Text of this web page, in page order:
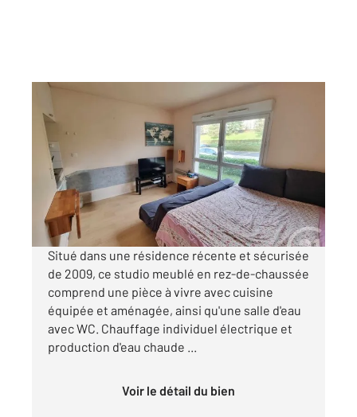
18,73 m
Ref : 329
Appartement F1 à louer
722 €
par mois charges comprises
Situé dans une résidence récente et sécurisée
de 2009, ce studio meublé en rez-de-chaussée
comprend une pièce à vivre avec cuisine
équipée et aménagée, ainsi qu'une salle d'eau
avec WC. Chauffage individuel électrique et
production d'eau chaude ...
Voir le détail du bien